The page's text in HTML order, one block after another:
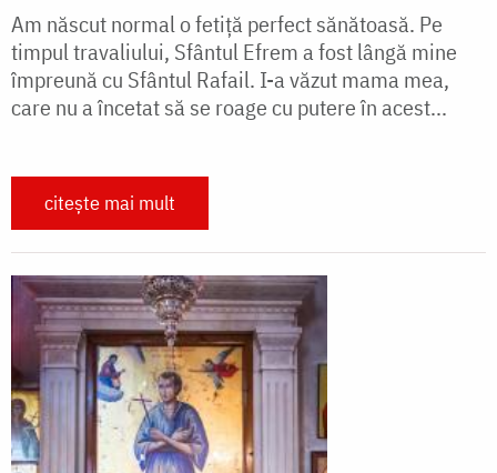
Am născut normal o fetiţă perfect sănătoasă. Pe
timpul travaliului, Sfântul Efrem a fost lângă mine
împreună cu Sfântul Rafail. I-a văzut mama mea,
care nu a încetat să se roage cu putere în acest...
citește mai mult